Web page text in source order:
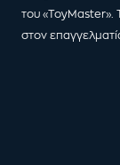
του «ToyMaster».
στον